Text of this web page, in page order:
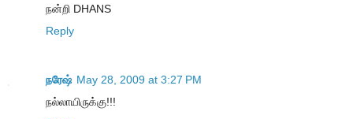
நன்றி DHANS
Reply
நரேஷ் May 28, 2009 at 3:27 PM
நல்லாயிருக்கு!!!